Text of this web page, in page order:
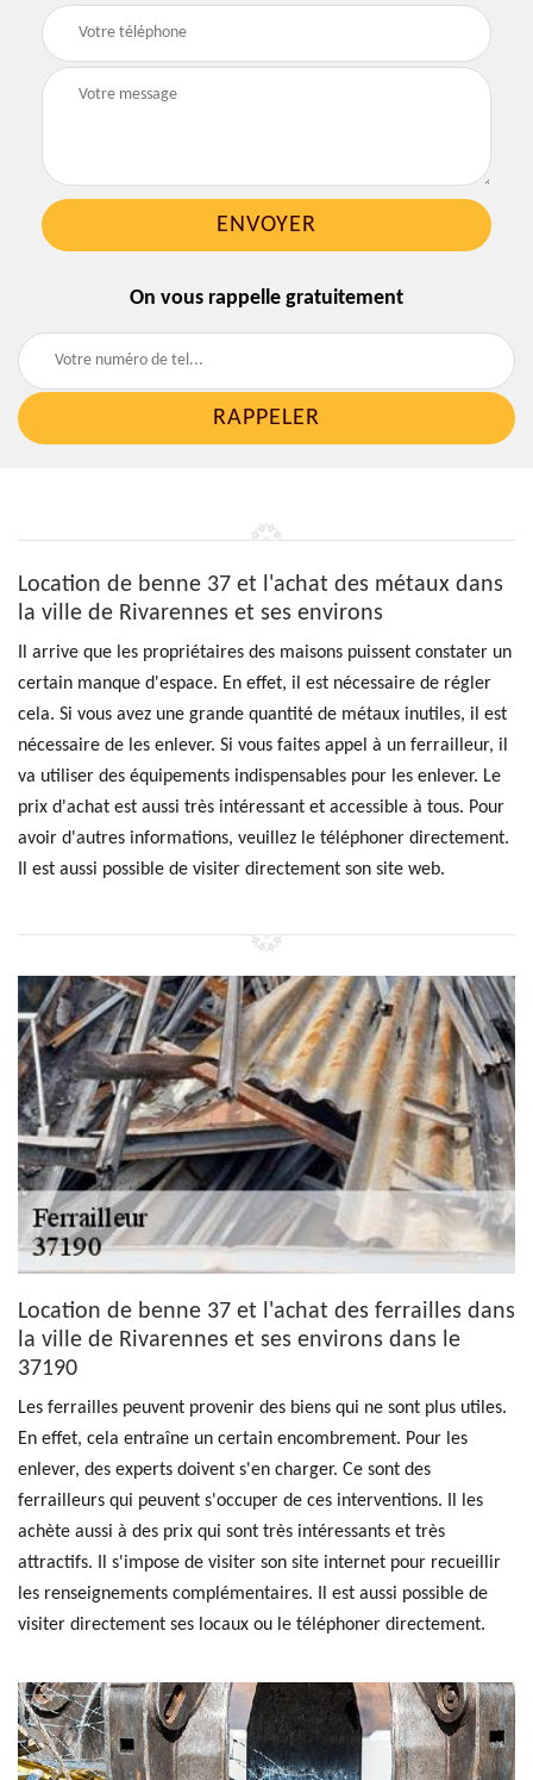
On vous rappelle gratuitement
Location de benne 37 et l'achat des métaux dans
la ville de Rivarennes et ses environs
Il arrive que les propriétaires des maisons puissent constater un
certain manque d'espace. En effet, il est nécessaire de régler
cela. Si vous avez une grande quantité de métaux inutiles, il est
nécessaire de les enlever. Si vous faites appel à un ferrailleur, il
va utiliser des équipements indispensables pour les enlever. Le
prix d'achat est aussi très intéressant et accessible à tous. Pour
avoir d'autres informations, veuillez le téléphoner directement.
Il est aussi possible de visiter directement son site web.
Location de benne 37 et l'achat des ferrailles dans
la ville de Rivarennes et ses environs dans le
37190
Les ferrailles peuvent provenir des biens qui ne sont plus utiles.
En effet, cela entraîne un certain encombrement. Pour les
enlever, des experts doivent s'en charger. Ce sont des
ferrailleurs qui peuvent s'occuper de ces interventions. Il les
achète aussi à des prix qui sont très intéressants et très
attractifs. Il s'impose de visiter son site internet pour recueillir
les renseignements complémentaires. Il est aussi possible de
visiter directement ses locaux ou le téléphoner directement.